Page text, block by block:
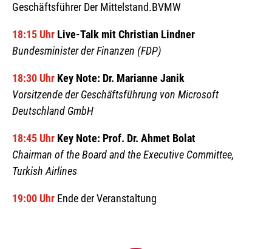
Geschäftsführer Der Mittelstand.BVMW
18:15 Uhr Live-Talk mit Christian Lindner
Bundesminister der Finanzen (FDP)
18:30 Uhr Key Note: Dr. Marianne Janik
Vorsitzende der Geschäftsführung von Microsoft
Deutschland GmbH
18:45 Uhr Key Note: Prof. Dr. Ahmet Bolat
Chairman of the Board and the Executive Committee,
Turkish Airlines
19:00 Uhr Ende der Veranstaltung